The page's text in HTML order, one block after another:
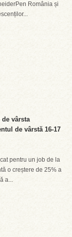
România și
vârsta
de vârstă 16-17
pentru un job de la
o creștere de 25% a
a...